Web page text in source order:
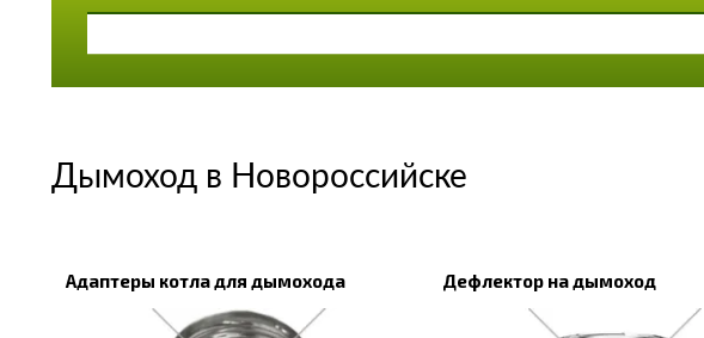
Дымоход в Новороссийске
Адаптеры котла для дымохода Дефлектор на дымоход